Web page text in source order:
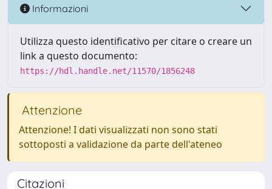
Informazioni
Utilizza questo identificativo per citare o creare un
link a questo documento:
https://hdl.handle.net/11570/1856248
Attenzione
Attenzione! I dati visualizzati non sono stati
sottoposti a validazione da parte dell'ateneo
Citazioni